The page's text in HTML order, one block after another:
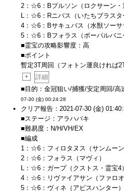
2：☆6：Bプルソン（ロクサーン・
L：☆6：Rニバス（いたちブラスタ
4：☆6：Bサキュバス（水獣ソーサ
5：☆6：Bフォラス（ポーパルバニ
■霊宝の攻略影響度：高
■ポイント
暫定3T周回（フォトン運良ければ2T
+
詳細
■目的：金冠狙い/捕獲/安定周回/高
07-30 (金) 00:24:28
クリア報告：2021-07-30 (金)
■ステージ：アラハバキ
■難易度：N/H/VH/EX
■編成
1：☆6：フィロタヌス（サンムーン
2：☆6：フォラス（マヴィ）
L：☆6：ガープ（クストス・霊宝4）
4：☆6：リヴァイアサン（ファロオ
5：☆6：ヴィネ（アビスハンター）